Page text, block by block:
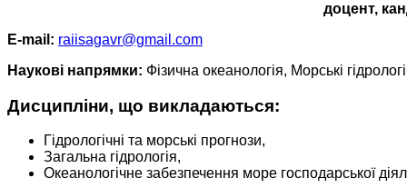
доцент,
Е-mail: raiisagavr@gmail.com
Наукові напрямки: Фізична океанологія, Морські
Дисципліни, що викладаються:
Гідрологічні та морські прогнози,
Загальна гідрологія,
Океанологічне забезпечення море господарської